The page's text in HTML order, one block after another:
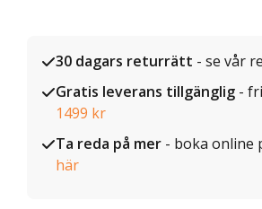
30 dagars returrätt - se vår
Gratis leverans tillgänglig -
1499 kr
Ta reda på mer - boka online
här